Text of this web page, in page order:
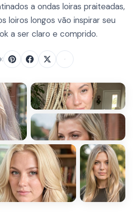
a ondas loiras praiteadas,
loiros longos vão inspirar seu
a ser claro e comprido.